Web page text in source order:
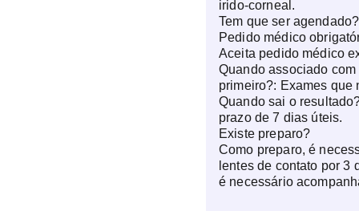
irido-corneal.
Tem que ser
Pedido médico
Aceita pedido médico
Quando associado
primeiro?: Exames que
Quando sai o
prazo de 7 dias úteis.
Existe preparo?
Como preparo, é
lentes de contato por 3
é necessário